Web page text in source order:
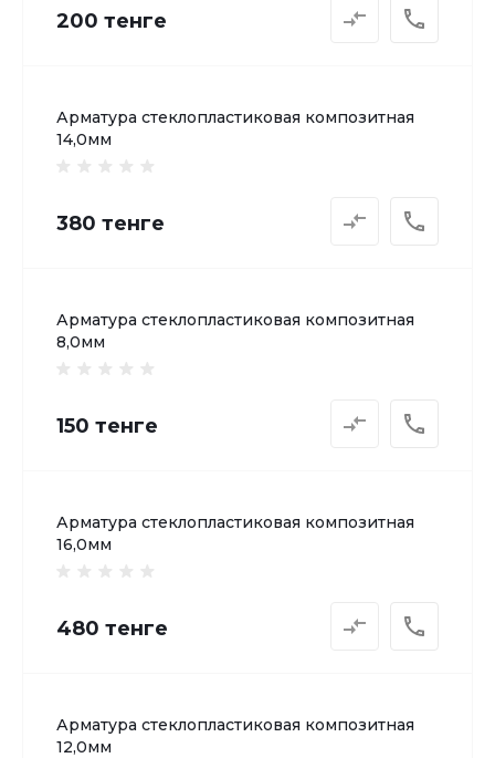
200 тенге
Арматура стеклопластиковая композитная
14,0мм
380 тенге
Арматура стеклопластиковая композитная
8,0мм
150 тенге
Арматура стеклопластиковая композитная
16,0мм
480 тенге
Арматура стеклопластиковая композитная
12,0мм